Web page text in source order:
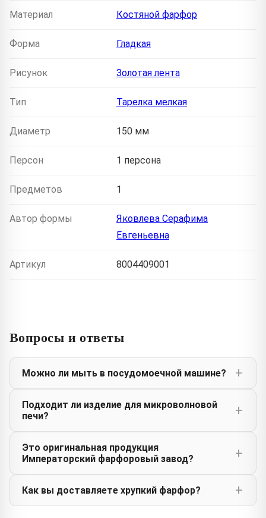
Материал Костяной фарфор
Форма Гладкая
Рисунок Золотая лента
Тип Тарелка мелкая
Диаметр 150 мм
Персон 1 персона
Предметов 1
Автор формы
Яковлева Серафима
Евгеньевна
Артикул 8004409001
Вопросы и ответы
Можно ли мыть в посудомоечной машине?
Подходит ли изделие для микроволновой
печи?
Это оригинальная продукция
Императорский фарфоровый завод?
Как вы доставляете хрупкий фарфор?